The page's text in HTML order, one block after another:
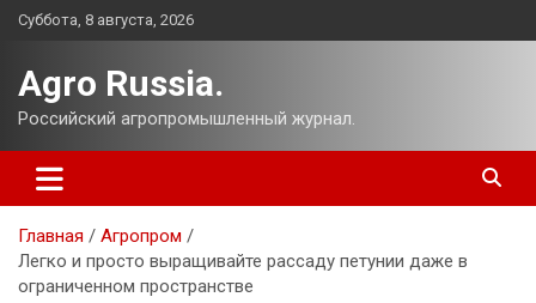
Перейти
Суббота, 8 августа, 2026
Agro Russia.
Российский агропромышленный журнал.
Главная
Агропром
Легко и просто выращивайте рассаду петунии даже в
ограниченном пространстве